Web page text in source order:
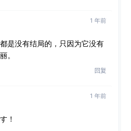
1 年前
是没有结局的，只因为它没有
。
回复
1 年前
！